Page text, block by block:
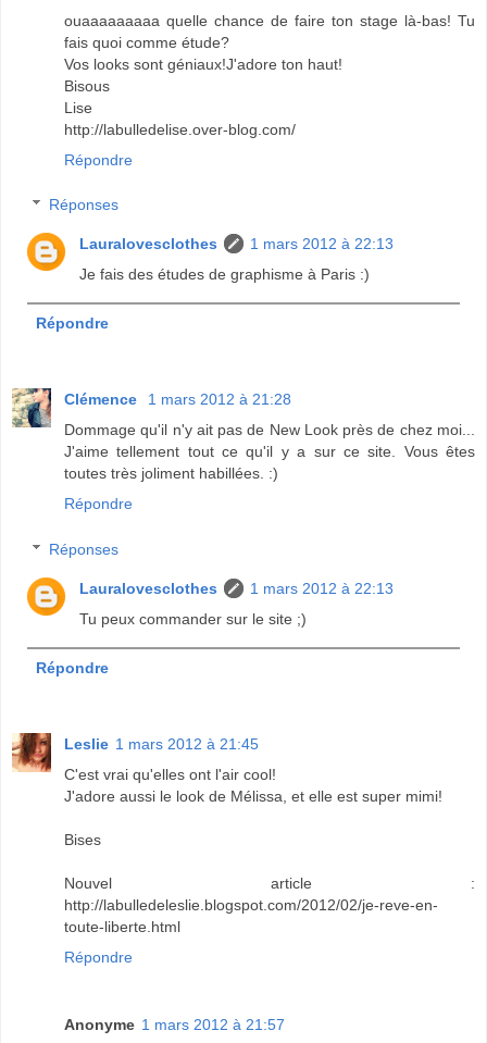
ouaaaaaaaaa quelle chance de faire ton stage là-bas! Tu
fais quoi comme étude?
Vos looks sont géniaux!J'adore ton haut!
Bisous
Lise
http://labulledelise.over-blog.com/
Répondre
Réponses
Lauralovesclothes
1 mars 2012 à 22:13
Je fais des études de graphisme à Paris :)
Répondre
Clémence
1 mars 2012 à 21:28
Dommage qu'il n'y ait pas de New Look près de chez moi...
J'aime tellement tout ce qu'il y a sur ce site. Vous êtes
toutes très joliment habillées. :)
Répondre
Réponses
Lauralovesclothes
1 mars 2012 à 22:13
Tu peux commander sur le site ;)
Répondre
Leslie 1 mars 2012 à 21:45
C'est vrai qu'elles ont l'air cool!
J'adore aussi le look de Mélissa, et elle est super mimi!
Bises
Nouvel article :
http://labulledeleslie.blogspot.com/2012/02/je-reve-en-
toute-liberte.html
Répondre
Anonyme 1 mars 2012 à 21:57